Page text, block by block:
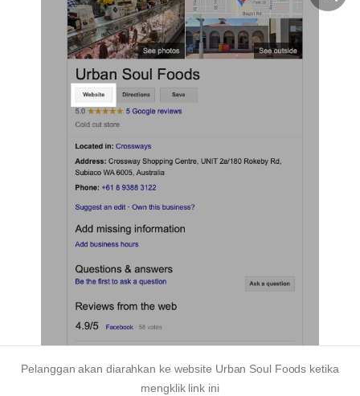
Pelanggan akan diarahkan ke website Urban Soul Foods ketika
mengklik link ini